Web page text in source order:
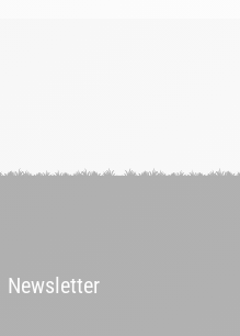
Newsletter